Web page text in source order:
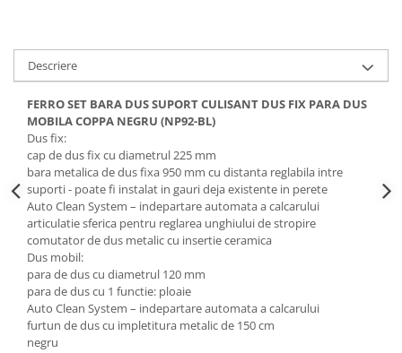
Descriere
FERRO SET BARA DUS SUPORT CULISANT DUS FIX PARA DUS
MOBILA COPPA NEGRU (NP92-BL)
Dus fix:
cap de dus fix cu diametrul 225 mm
bara metalica de dus fixa 950 mm cu distanta reglabila intre
suporti - poate fi instalat in gauri deja existente in perete
Auto Clean System – indepartare automata a calcarului
articulatie sferica pentru reglarea unghiului de stropire
comutator de dus metalic cu insertie ceramica
Dus mobil:
para de dus cu diametrul 120 mm
para de dus cu 1 functie: ploaie
Auto Clean System – indepartare automata a calcarului
furtun de dus cu impletitura metalic de 150 cm
negru